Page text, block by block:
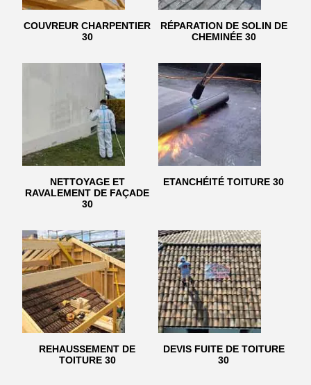
COUVREUR CHARPENTIER
30
RÉPARATION DE SOLIN DE
CHEMINÉE 30
NETTOYAGE ET
RAVALEMENT DE FAÇADE
30
ETANCHÉITÉ TOITURE 30
REHAUSSEMENT DE
TOITURE 30
DEVIS FUITE DE TOITURE
30